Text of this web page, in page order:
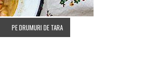
PE DRUMURI DE TARA